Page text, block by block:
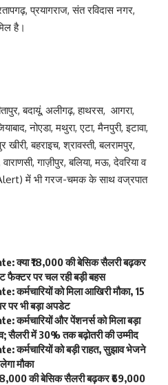
प्रयागराज, संत रविदास नगर,
है।
बदायूं, अलीगढ़, हाथरस, आगरा,
नोएडा, मथुरा, एटा, मैनपुरी, इटावा,
बहराइच, श्रावस्ती, बलरामपुर,
गाज़ीपुर, बलिया, मऊ, देवरिया व
में भी गरज-चमक के साथ वज्रपात
क्या ₹18,000 की बेसिक सैलरी बढ़कर
फैक्टर पर चल रही बड़ी बहस
को मिला आखिरी मौका, 15
पर भी बड़ा अपडेट
और पेंशनर्स को मिला बड़ा
में 30% तक बढ़ोतरी की उम्मीद
को बड़ी राहत, सुझाव भेजने
मौका
की बेसिक सैलरी बढ़कर ₹69,000